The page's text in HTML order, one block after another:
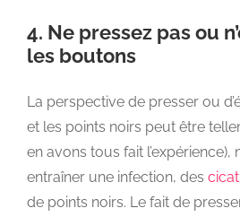
4. Ne pressez pas ou
les boutons
La perspective de presser ou
et les points noirs peut être
en avons tous fait l’expérience),
entraîner une infection, des
de points noirs. Le fait de